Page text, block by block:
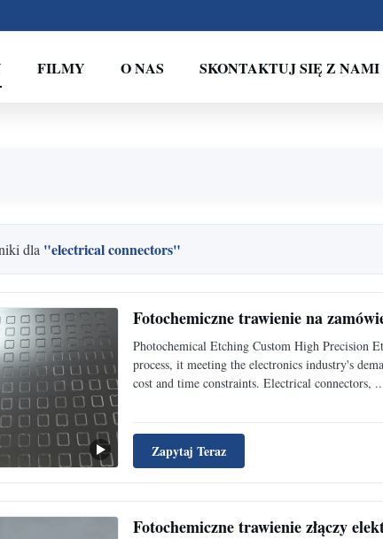
FILMY O NAS SKONTAKTUJ SIĘ Z NAMI
dla "electrical connectors"
Fotochemiczne trawienie na
Photochemical Etching Custom High Precision
process, it meeting the electronics industry's
cost and time constraints. Electrical connectors,
Zapytaj Teraz
Fotochemiczne trawienie złączy